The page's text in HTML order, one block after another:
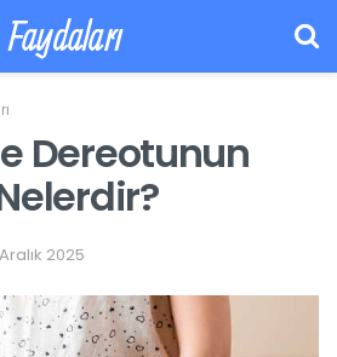
Faydaları
Dereotunun
2025